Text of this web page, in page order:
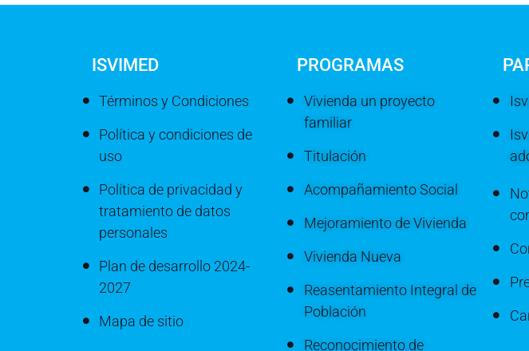
ISVIMED
Términos y Condiciones
Política y condiciones de
uso
Política de privacidad y
tratamiento de datos
personales
Plan de desarrollo 2024-
2027
Mapa de sitio
PROGRAMAS
Vivienda un proyecto
familiar
Titulación
Acompañamiento Social
Mejoramiento de Vivienda
Vivienda Nueva
Reasentamiento Integral de
Población
Reconocimiento de